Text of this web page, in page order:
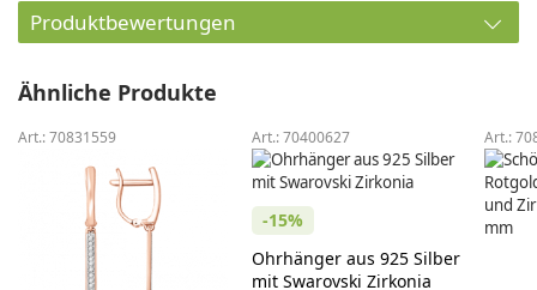
Produktbewertungen
Ähnliche Produkte
Art.:70831559 Art.:70400627
-15%
Ohrhänger aus 925 Silber
mit Swarovski Zirkonia
Art.: